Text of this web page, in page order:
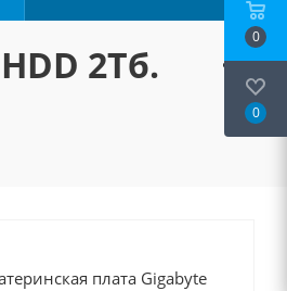
2Тб.
плата Gigabyte
0
0